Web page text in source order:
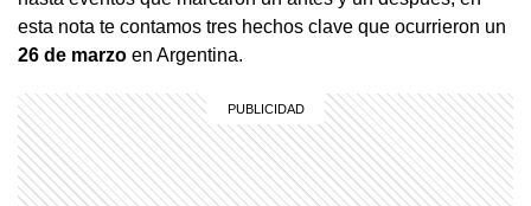
esta nota te contamos tres hechos clave que ocurrieron un
26 de marzo en Argentina.